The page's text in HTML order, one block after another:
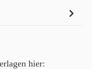
hier: